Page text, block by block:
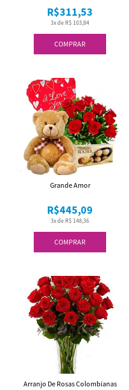
COMPRAR
3x de R$ 103,84
R$311,53
COMPRAR
3x de R$ 148,36
R$445,09
Grande Amor
Arranjo De Rosas Colombianas